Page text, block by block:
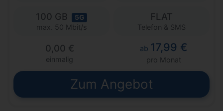
100 GB 5G
max. 50 Mbit/s
FLAT
Telefon & SMS
0,00 €
einmalig
ab 17,99 €
pro Monat
Zum Angebot